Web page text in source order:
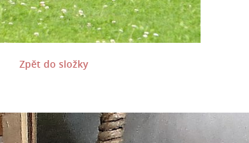
Zpět do složky